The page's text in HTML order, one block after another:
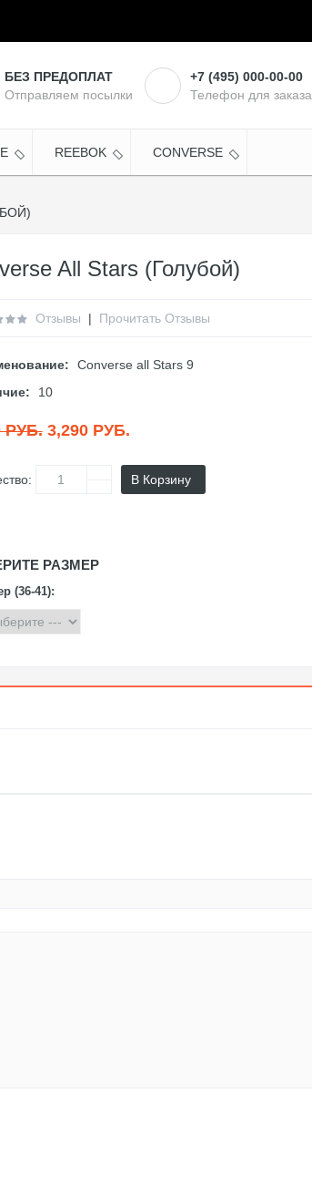
БЕЗ ПРЕДОПЛАТ
Отправляем посылки
+7 (495) 000-00-00
Телефон для заказа
REEBOK CONVERSE
All Stars (Голубой)
Отзывы | Прочитать Отзывы
Converse all Stars 9
10
РУБ. 3,290 РУБ.
В Корзину
РАЗМЕР
(36-41):